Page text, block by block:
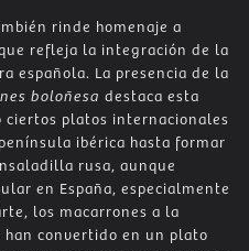
rinde homenaje a
refleja la integración de la
española. La presencia de la
boloñesa destaca esta
platos internacionales
ibérica hasta formar
rusa, aunque
en España, especialmente
los macarrones a la
convertido en un plato